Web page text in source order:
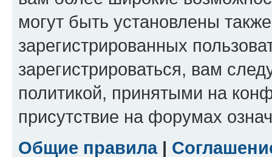
могут быть установлены
зарегистрированных
зарегистрироваться, вам
политикой, принятыми на
присутствие на форумах
Общие правила|